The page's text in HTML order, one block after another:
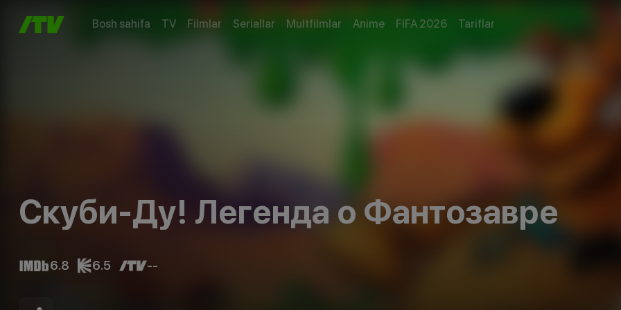
Bosh sahifa TV Filmlar Seriallar Multfilmlar Anime FIFA 2026 Tariflar
Скуби-Ду! Легенда о Фантозавре
6.8 6.5 --